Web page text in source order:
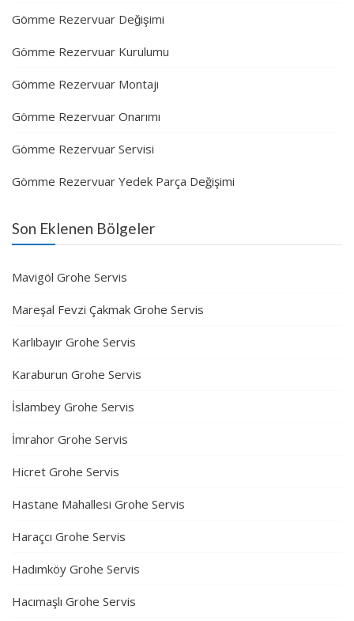
Gömme Rezervuar Değişimi
Gömme Rezervuar Kurulumu
Gömme Rezervuar Montajı
Gömme Rezervuar Onarımı
Gömme Rezervuar Servisi
Gömme Rezervuar Yedek Parça Değişimi
Son Eklenen Bölgeler
Mavigöl Grohe Servis
Mareşal Fevzi Çakmak Grohe Servis
Karlıbayır Grohe Servis
Karaburun Grohe Servis
İslambey Grohe Servis
İmrahor Grohe Servis
Hicret Grohe Servis
Hastane Mahallesi Grohe Servis
Haraçcı Grohe Servis
Hadımköy Grohe Servis
Hacımaşlı Grohe Servis